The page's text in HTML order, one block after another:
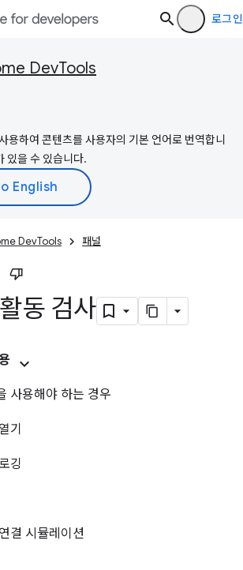
로그인
DevTools
용하여 콘텐츠를 사용자의 기본 언어로 번역합니
있을 수 있습니다.
DevTools 패널
동 검사
사용해야 하는 경우
기
깅
결 시뮬레이션